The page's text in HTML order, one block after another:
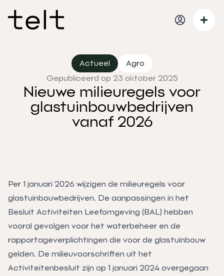
Actueel
Agro
Gepubliceerd op 23 oktober 2025
Nieuwe milieuregels voor
glastuinbouwbedrijven
vanaf 2026
Per 1 januari 2026 wijzigen de milieuregels voor
glastuinbouwbedrijven. De aanpassingen in het
Besluit Activiteiten Leefomgeving (BAL) hebben
vooral gevolgen voor het waterbeheer en de
rapportageverplichtingen die voor de glastuinbouw
gelden. De milieuvoorschriften uit het
Activiteitenbesluit zijn op 1 januari 2024 overgegaan